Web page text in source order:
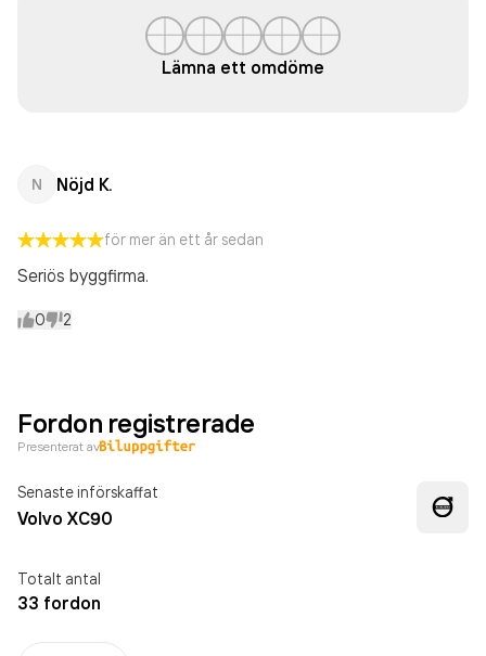
Lämna ett omdöme
N Nöjd K.
för mer än ett år sedan
Seriös byggfirma.
0 2
Fordon registrerade
Presenterat av
Senaste införskaffat
Volvo XC90
Totalt antal
33 fordon